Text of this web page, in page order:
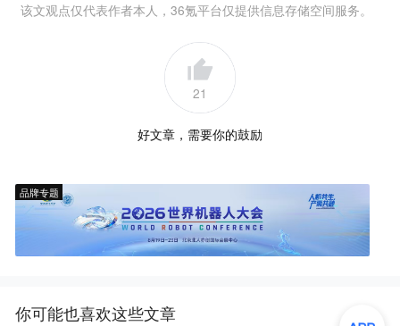
该文观点仅代表作者本人，36氪平台仅提供信息存储空间服务。
21
好文章，需要你的鼓励
品牌专题
你可能也喜欢这些文章